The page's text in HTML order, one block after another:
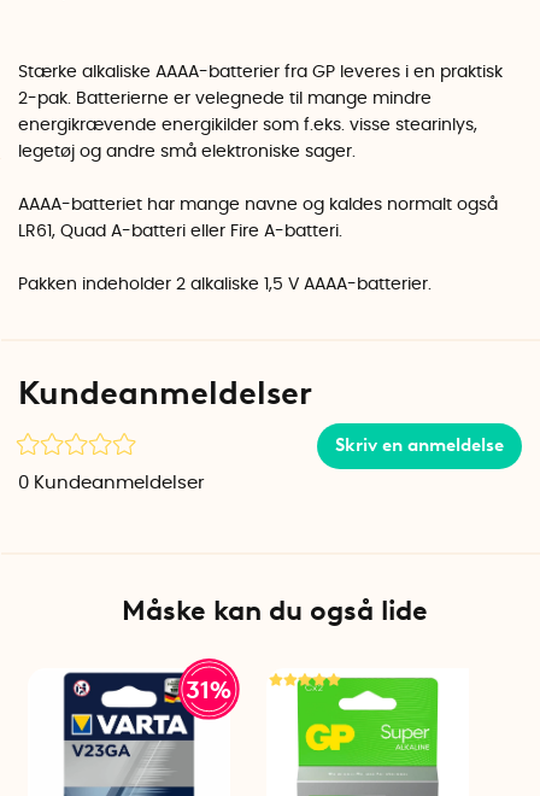
Stærke alkaliske AAAA-batterier fra GP leveres i en praktisk
2-pak. Batterierne er velegnede til mange mindre
energikrævende energikilder som f.eks. visse stearinlys,
legetøj og andre små elektroniske sager.
AAAA-batteriet har mange navne og kaldes normalt også
LR61, Quad A-batteri eller Fire A-batteri.
Pakken indeholder 2 alkaliske 1,5 V AAAA-batterier.
Kundeanmeldelser
Skriv en anmeldelse
0 Kundeanmeldelser
Måske kan du også lide
31%